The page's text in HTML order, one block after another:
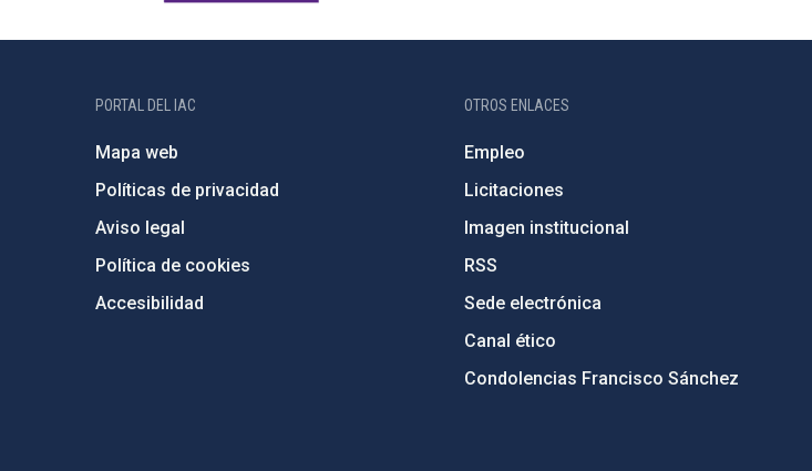
PORTAL DEL IAC
Mapa web
Políticas de privacidad
Aviso legal
Política de cookies
Accesibilidad
OTROS ENLACES
Empleo
Licitaciones
Imagen institucional
RSS
Sede electrónica
Canal ético
Condolencias Francisco Sánchez